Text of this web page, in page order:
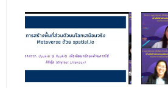
- เทคโนโลยีบัณฑิต
- - เทคโนโลยีสารสนเทศ